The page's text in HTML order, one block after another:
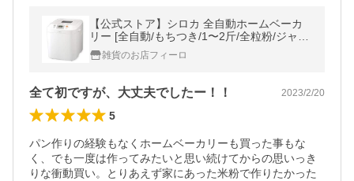
【公式ストア】シロカ 全自動ホームベーカ
リー [全自動/もちつき/1〜2斤/全粒粉/ジャム/
フレッシュバター/蕎麦/うどん/パスタ/タイマ
ー]雑貨のお店フィーロ
全て初ですが、大丈夫でしたー！！ 2023/2/20
5
パン作りの経験もなくホームベーカリーも買った事もな
く、でも一度は作ってみたいと思い続けてからの思いっき
りな衝動買い。とりあえず家にあった米粉で作りたかった